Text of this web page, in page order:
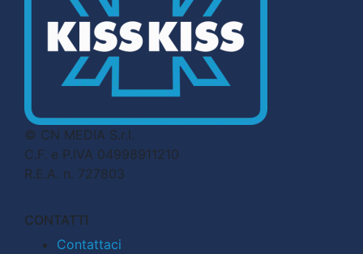
© CN MEDIA S.r.l.
C.F. e P.IVA 04998911210
R.E.A. n. 727803
CONTATTI
Contattaci